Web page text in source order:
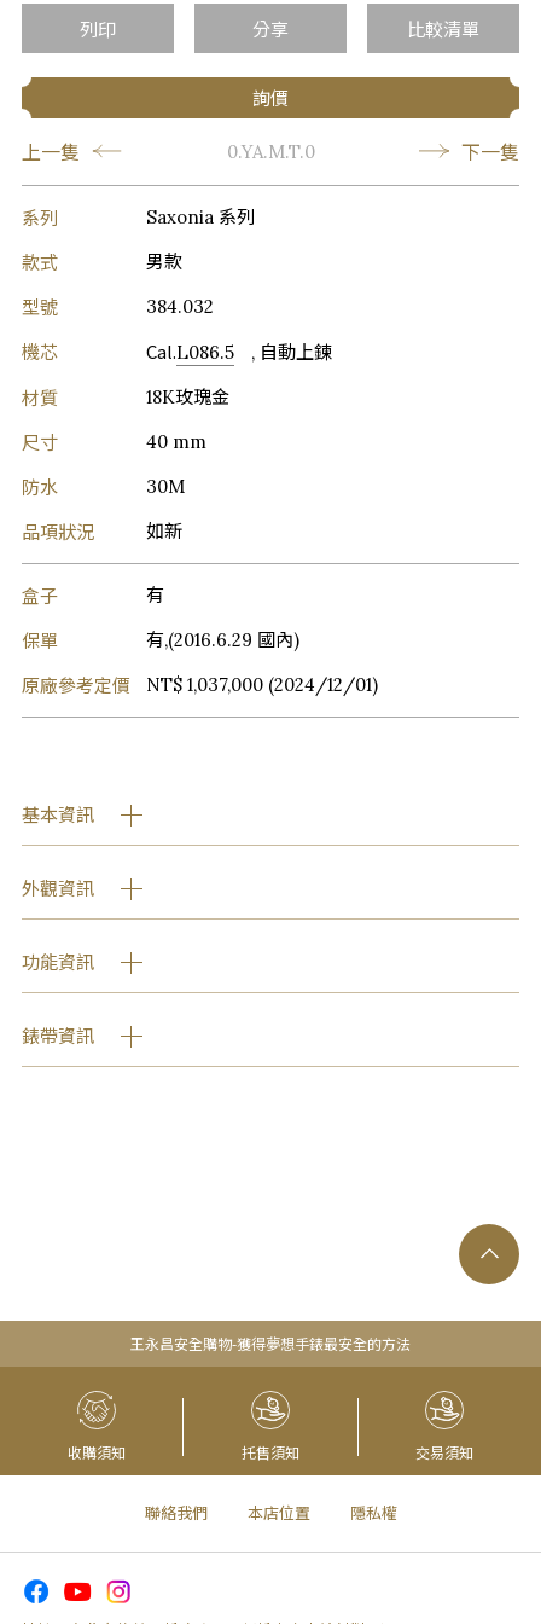
列印 分享 比較清單
詢價
上一隻 0.YA.M.T.0 下一隻
系列 Saxonia 系列
款式 男款
型號 384.032
機芯 Cal.L086.5 , 自動上鍊
材質 18K玫瑰金
尺寸 40 mm
防水 30M
品項狀況 如新
盒子 有
保單 有,(2016.6.29 國內)
原廠參考定價 NT$ 1,037,000 (2024/12/01)
基本資訊
外觀資訊
功能資訊
錶帶資訊
王永昌安全購物-獲得夢想手錶最安全的方法
收購須知 托售須知 交易須知
聯絡我們 本店位置 隱私權